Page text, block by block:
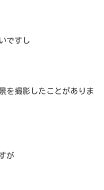
ですし
を撮影したことがありま
が